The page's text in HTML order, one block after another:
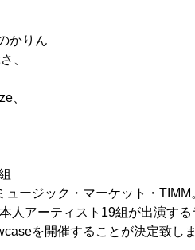
りん
、
、
ージック・マーケット・TIMM
人アーティスト19組が出演する
を開催することが決定致しま